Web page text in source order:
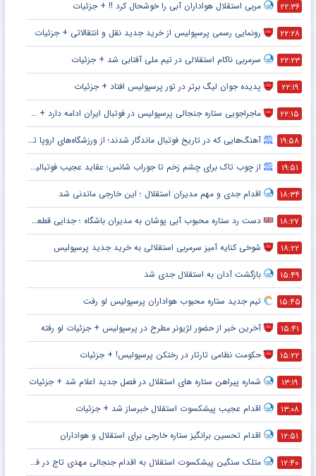
۲۲:۳۶ مربی استقلال هواداران آبی را خوشحال کرد !! + جزئیات
۲۲:۲۸ رونمایی رسمی پرسپولیس از خرید جدید نقل و انتقالاتی + جزئیات
۲۲:۲۳ سرمربی ناکام استقلالی در تیم ملی آفتابی شد + جزئیات
۲۲:۱۹ پدیده جوان لیگ برتر در تور پرسپولیس افتاد + جزئیات
۲۲:۱۵ ماجراجویی ستاره جنجالی پرسپولیس در فوتبال ایران ادامه دارد + جزئیات
۱۹:۵۸ آهنگ‌هایی که در تاریخ فوتبال ماندگار شدند؛ از ورزشگاه‌های اروپا تا جام جهانی
۱۹:۵۱ از چوب تاک برای چشم زخم تا جوراب شانس؛ عقاید عجیب فوتبالیست‌ها!
۱۸:۳۴ اقدام جدی و مهم مدیران استقلال ؛ این خارجی ماندنی شد
۱۸:۲۷ دست رد ستاره محبوب آبی پوشان به مدیران باشگاه ؛ جدایی قطعی است !
۱۸:۲۲ شوخی کنایه آمیز سرمربی استقلالی به خرید جدید پرسپولیس
۱۵:۴۹ بازگشت آدان به استقلال جدی شد
۱۵:۴۵ تیم جدید ستاره محبوب هواداران پرسپولیس لو رفت
۱۵:۴۱ آخرین خبر از حضور لژیونر مطرح در پرسپولیس + جزئیات لو رفته
۱۵:۲۲ حکومت نظامی تارتار در رختکن پرسپولیس! + جزئیات
۱۳:۱۹ شماره پیراهن ستاره های استقلال در فصل جدید اعلام شد + جزئیات
۱۳:۰۸ اقدام عجیب پیشکسوت استقلال خبرساز شد + جزئیات
۱۲:۵۱ اقدام تحسین برانگیز ستاره خارجی برای استقلال و هواداران
۱۲:۴۰ متلک سنگین پیشکسوت استقلال به اقدام جنجالی مهدی تاج در فدراسیون فوتبال